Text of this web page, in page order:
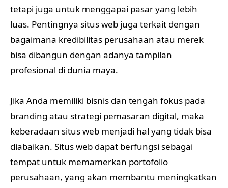
tetapi juga untuk menggapai pasar yang lebih
luas. Pentingnya situs web juga terkait dengan
bagaimana kredibilitas perusahaan atau merek
bisa dibangun dengan adanya tampilan
profesional di dunia maya.
Jika Anda memiliki bisnis dan tengah fokus pada
branding atau strategi pemasaran digital, maka
keberadaan situs web menjadi hal yang tidak bisa
diabaikan. Situs web dapat berfungsi sebagai
tempat untuk memamerkan portofolio
perusahaan, yang akan membantu meningkatkan